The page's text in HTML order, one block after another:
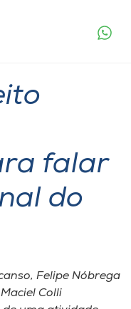
falar
do
Felipe Nóbrega
Colli